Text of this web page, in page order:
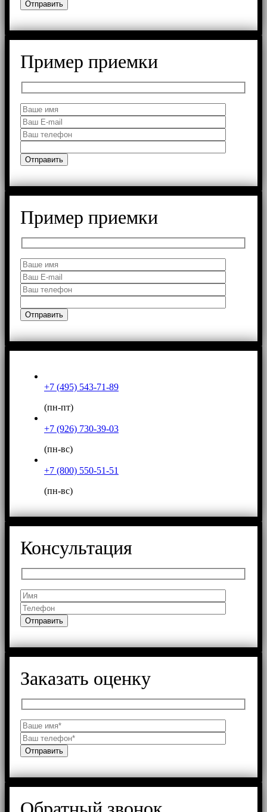
Пример приемки
Пример приемки
+7 (495) 543-71-89
(пн-пт)
+7 (926) 730-39-03
(пн-вс)
+7 (800) 550-51-51
(пн-вс)
Консультация
Заказать оценку